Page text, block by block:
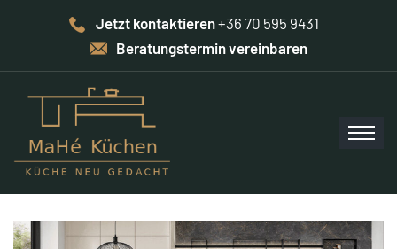
Jetzt kontaktieren+36 70 595 9431
Beratungstermin vereinbaren